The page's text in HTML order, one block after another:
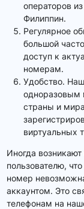
операторов
Филиппин.
Регулярное
большой
доступ к
номерам.
Удобство.
одноразовым
страны и
виртуальных
Иногда
пользователю,
номер
аккаунтом. Это
телефонам на